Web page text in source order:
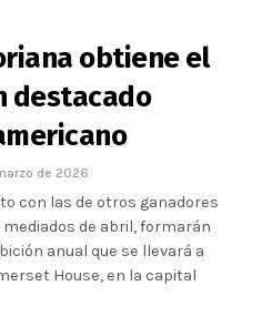
obtiene el
destacado
de 2026
con las de otros ganadores
de abril, formarán
anual que se llevará a
House, en la capital